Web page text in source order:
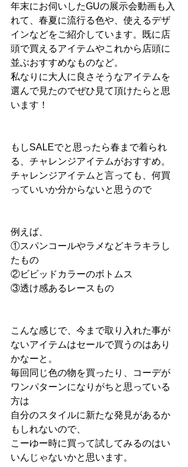
年末にお伺いしたGUの展示会動画も入
れて、春夏に流行る色や、使えるデザ
インなどをご紹介しています。既に店
頭で買えるアイテムやこれから店頭に
並ぶおすすめなものなど。
私なりに大人に良さそうなアイテムを
選んで見たのでぜひ見て頂けたらと思
います！
もしSALEでと思ったら春まで着られ
る、チャレンジアイテムがおすすめ。
チャレンジアイテムと言っても、何買
っていいか分からないと思うので
例えば、
①スパンコールやラメなどキラキラし
たもの
②ビビッドカラーのボトムス
③透け感あるレースもの
こんな感じで、今まで取り入れた事が
ないアイテムはセールで買うのはあり
かなーと。
毎回同じ色の物を買ったり、コーデが
ワンパターンになりがちと思っている
方は
自分のスタイルに新たな発見があるか
もしれないので、
こーゆー時に買って試してみるのはい
いんじゃないかと思います。